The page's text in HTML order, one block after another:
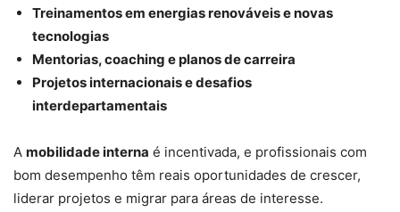
Treinamentos em energias renováveis e novas
tecnologias
Mentorias, coaching e planos de carreira
Projetos internacionais e desafios
interdepartamentais
A mobilidade interna é incentivada, e profissionais com
bom desempenho têm reais oportunidades de crescer,
liderar projetos e migrar para áreas de interesse.